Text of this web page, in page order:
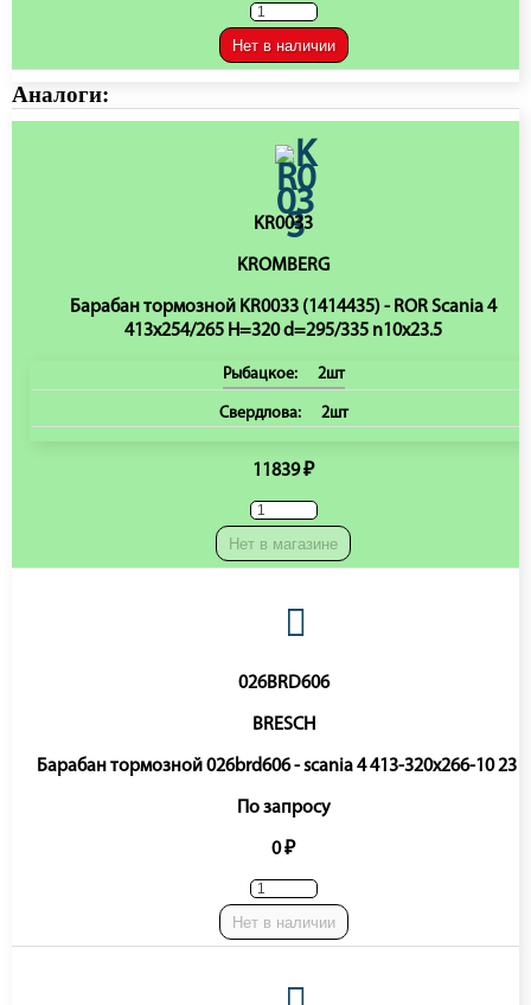
Нет в наличии
Аналоги:
KR0033
KROMBERG
Барабан тормозной KR0033 (1414435) - ROR Scania 4
413x254/265 H=320 d=295/335 n10x23.5
Рыбацкое: 2шт
Свердлова: 2шт
11839 ₽
Нет в магазине
026BRD606
BRESCH
Барабан тормозной 026brd606 - scania 4 413-320x266-10 23 5
По запросу
0 ₽
Нет в наличии